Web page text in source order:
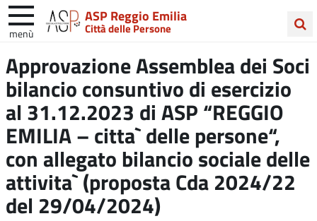
ASP Reggio Emilia
Città delle Persone
menù
nel
sito
Approvazione Assemblea dei Soci
bilancio consuntivo di esercizio
al 31.12.2023 di ASP “REGGIO
EMILIA – citta` delle persone“,
con allegato bilancio sociale delle
attivita` (proposta Cda 2024/22
del 29/04/2024)